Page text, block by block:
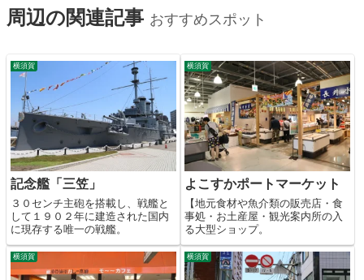
周辺の関連記事 おすすめスポット
横須賀
記念艦「三笠」
３０センチ主砲を搭載し、戦艦と
して１９０２年に建造された国内
に現存する唯一の戦艦。
横須賀
よこすかポートマーケット
【地元食材や魚介類の販売店・食
事処・お土産屋・観光案内所の入
る大型ショップ。
横須賀 横須賀